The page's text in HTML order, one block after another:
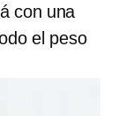
con una
el peso